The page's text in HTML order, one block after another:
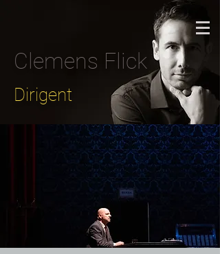
Clemens Flick
Dirigent